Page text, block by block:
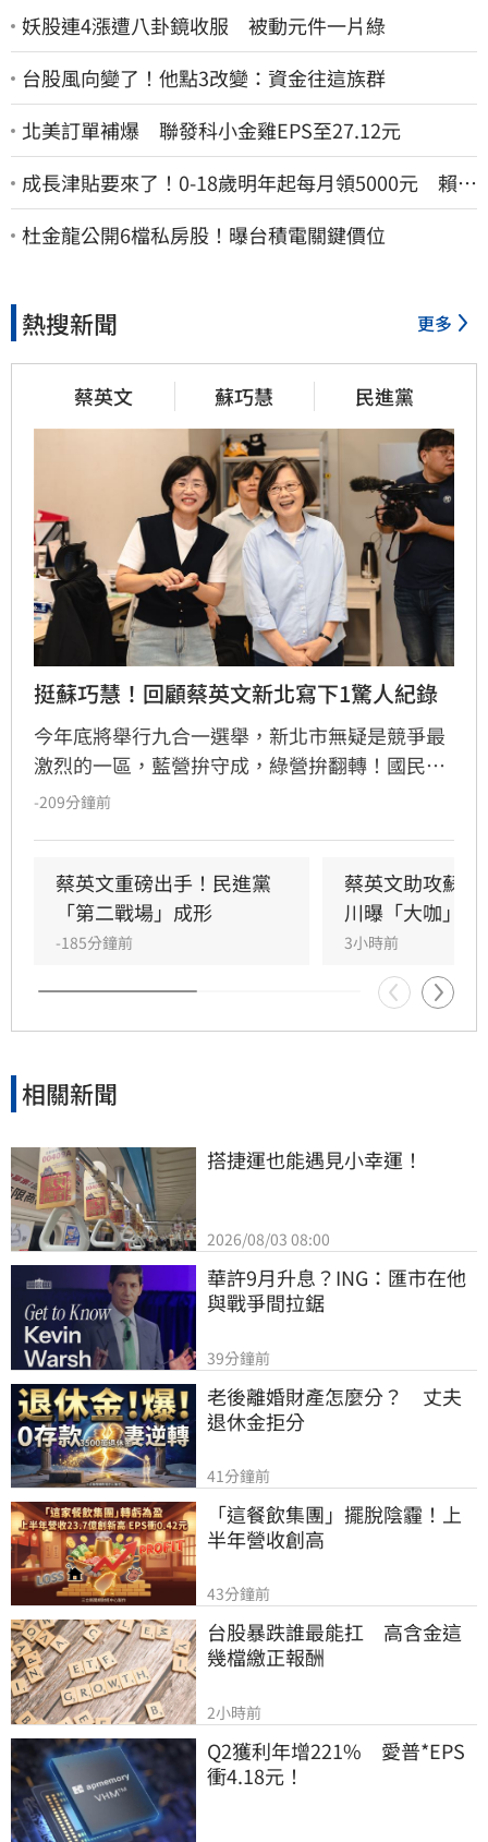
妖股連4漲遭八卦鏡收服 被動元件一片綠
台股風向變了！他點3改變：資金往這族群
北美訂單補爆 聯發科小金雞EPS至27.12元
成長津貼要來了！0-18歲明年起每月領5000元 賴清
德：此時不生更待何時
杜金龍公開6檔私房股！曝台積電關鍵價位
熱搜新聞 更多
蔡英文 蘇巧慧 民進黨
挺蘇巧慧！回顧蔡英文新北寫下1驚人紀錄
今年底將舉行九合一選舉，新北市無疑是競爭最
激烈的一區，藍營拚守成，綠營拚翻轉！國民黨
參選人李四川與民進黨參選人蘇巧慧民調更是呈
主委時，蔡英文一口就答應。完成兩屆總統任期
的蔡英文，除了挾帶超高人氣之外，新北更是她
的「政壇起家厝」，三度在此橫掃百萬票，有望
-209分鐘前
蔡英文重磅出手！民進黨
「第二戰場」成形
-185分鐘前
蔡英文助攻蘇
川曝「大咖」應
3小時前
相關新聞
搭捷運也能遇見小幸運！
2026/08/03 08:00
華許9月升息？ING：匯市在他
與戰爭間拉鋸
39分鐘前
老後離婚財產怎麼分？　丈夫
退休金拒分
41分鐘前
「這餐飲集團」擺脫陰霾！上
半年營收創高
43分鐘前
台股暴跌誰最能扛　高含金這
幾檔繳正報酬
2小時前
Q2獲利年增221%　愛普*EPS
衝4.18元！